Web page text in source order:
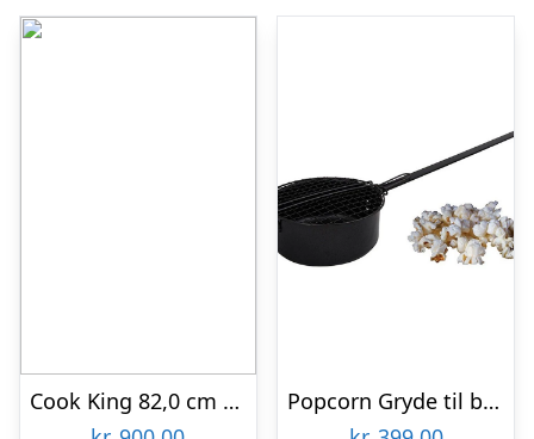
Cook King 82,0 cm Låg til Bålsted
Popcorn Gryde til bålsted